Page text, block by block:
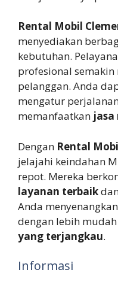
Rental Mobil
menyediakan
kebutuhan.
profesional
pelanggan. Anda
mengatur
memanfaatkan
Dengan Rental
jelajahi keindahan
repot. Mereka
layanan terbaik
Anda
dengan lebih
yang terjangkau.
Informasi